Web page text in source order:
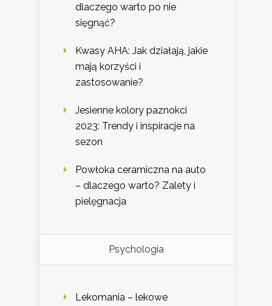
dlaczego warto po nie
sięgnąć?
Kwasy AHA: Jak działają, jakie
mają korzyści i
zastosowanie?
Jesienne kolory paznokci
2023: Trendy i inspiracje na
sezon
Powłoka ceramiczna na auto
– dlaczego warto? Zalety i
pielęgnacja
Psychologia
Lekomania – lekowe